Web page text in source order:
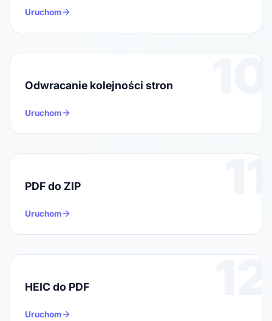
Uruchom
10
Odwracanie kolejności stron
Uruchom
11
PDF do ZIP
Uruchom
12
HEIC do PDF
Uruchom